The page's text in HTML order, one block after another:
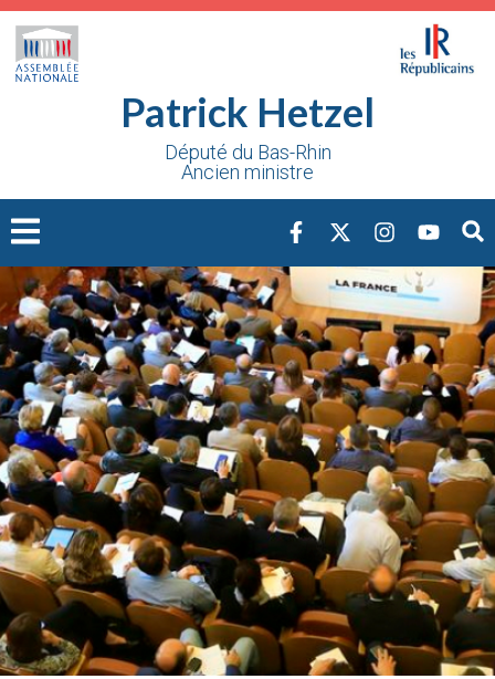
Patrick Hetzel
Député du Bas-Rhin
Ancien ministre
Cookies management panel